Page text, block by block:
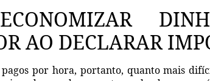
AO DECLARAR
pagos por hora, portanto, quanto mais